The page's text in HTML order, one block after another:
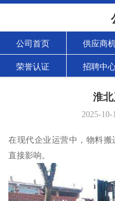
公司首页 供应商
荣誉认证 招聘中
淮北
2025-10-
在现代企业运营中，物料
直接影响。